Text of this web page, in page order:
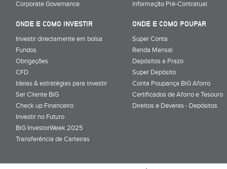
Corporate Governance
Informação Pré-Contratual
ONDE E COMO INVESTIR
Investir directamente em bolsa
Fundos
Obrigações
CFD
Ideias & estratégias para investir
Ser Cliente BiG
Check up Financeiro
Investir no Futuro
BiG InvestorWeek 2025;
Transferência de Carteiras;
ONDE E COMO POUPAR
Super Conta
Renda Mensal
Depósitos a Prazo
Super Depósito
Conta Poupança BiG Aforro
Certificados de Aforro e Tesouro
Direitos e Deveres - Depósitos